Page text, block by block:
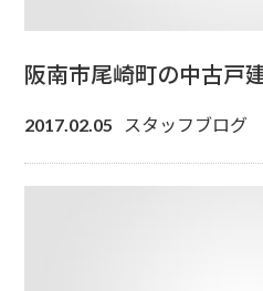
阪南市尾崎町の中古戸
2017.02.05 スタッフブログ